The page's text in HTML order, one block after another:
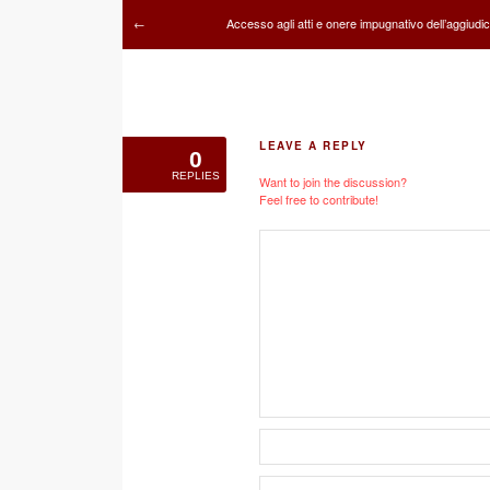
← Accesso agli atti e onere impugnativo
0
REPLIES
LEAVE A REPLY
Want to join the discussion?
Feel free to contribute!